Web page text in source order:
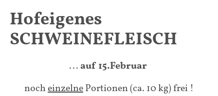
Hofeigenes
SCHWEINEFLEISCH
...auf 15.Februar
nocheinzelnePortionen (ca. 10 kg) frei !